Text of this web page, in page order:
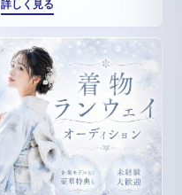
詳しく見る